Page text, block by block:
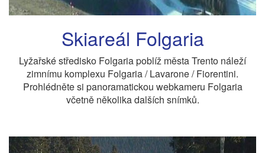
Skiareál Folgaria
Lyžařské středisko Folgaria poblíž města Trento náleží
zimnímu komplexu Folgaria / Lavarone / Fiorentini.
Prohlédněte si panoramatickou webkameru Folgaria
včetně několika dalších snímků.